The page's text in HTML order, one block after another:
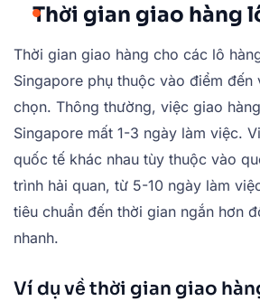
Thời gian giao hàng
Thời gian giao hàng cho các lô
Singapore phụ thuộc vào điểm đến
chọn. Thông thường, việc giao
Singapore mất 1-3 ngày làm việc.
quốc tế khác nhau tùy thuộc vào
trình hải quan, từ 5-10 ngày làm
tiêu chuẩn đến thời gian ngắn hơn
nhanh.
Ví dụ về thời gian giao